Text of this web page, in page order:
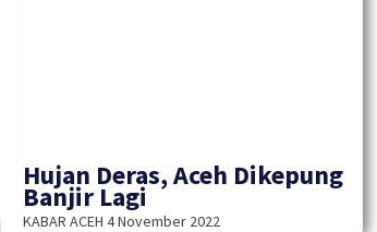
Hujan Deras, Aceh Dikepung
Banjir Lagi
KABAR ACEH4 November 2022